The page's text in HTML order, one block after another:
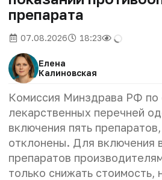
препарата
07.08.2026 18:23
Елена
Калиновская
Комиссия Минздрава РФ
лекарственных перечней
включения пять
отклонены. Для включения
препаратов
только снижать стоимость,